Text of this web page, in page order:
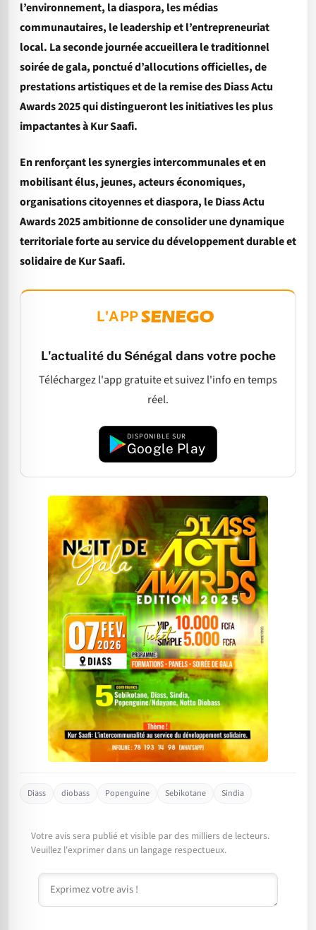
l’environnement, la diaspora, les médias
communautaires, le leadership et l’entrepreneuriat
local. La seconde journée accueillera le traditionnel
soirée de gala, ponctué d’allocutions officielles, de
prestations artistiques et de la remise des Diass Actu
Awards 2025 qui distingueront les initiatives les plus
impactantes à Kur Saafi.
En renforçant les synergies intercommunales et en
mobilisant élus, jeunes, acteurs économiques,
organisations citoyennes et diaspora, le Diass Actu
Awards 2025 ambitionne de consolider une dynamique
territoriale forte au service du développement durable et
solidaire de Kur Saafi.
L'APP
L'actualité du Sénégal dans votre poche
Téléchargez l'app gratuite et suivez l'info en temps
réel.
DISPONIBLE SUR
Google Play
Diass diobass Popenguine Sebikotane Sindia
Votre avis sera publié et visible par des milliers de lecteurs.
Veuillez l'exprimer dans un langage respectueux.
Commentaire